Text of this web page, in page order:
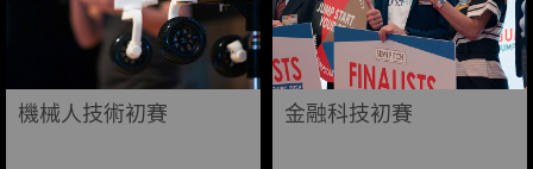
機械人技術初賽 金融科技初賽